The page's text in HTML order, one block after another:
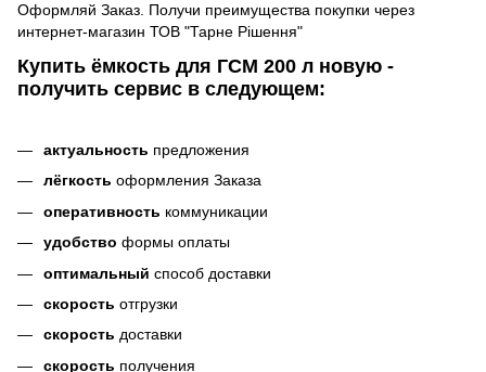
Оформляй Заказ. Получи преимущества покупки через
интернет-магазин ТОВ "Тарне Рішення"
Купить ёмкость для ГСМ 200 л новую -
получить сервис в следующем:
актуальность предложения
лёгкость оформления Заказа
оперативность коммуникации
удобство формы оплаты
оптимальный способ доставки
скорость отгрузки
скорость доставки
скорость получения